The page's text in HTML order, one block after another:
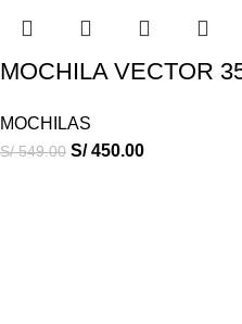
MOCHILA VECTOR
MOCHILAS
S/549.00 S/450.00